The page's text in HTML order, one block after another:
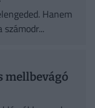
Hanem
mellbevágó